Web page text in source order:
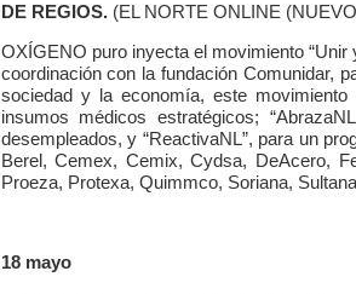
DE REGIOS. (EL NORTE ONLINE
OXÍGENO puro inyecta el movimiento
coordinación con la fundación Comunidar,
sociedad y la economía, este movimiento
insumos médicos estratégicos;
desempleados, y “ReactivaNL”, para un
Berel, Cemex, Cemix, Cydsa, DeAcero,
Proeza, Protexa, Quimmco, Soriana,
18 mayo